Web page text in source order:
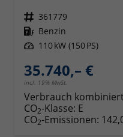
Fahrzeugnr. 361779
Kraftstoff Benzin
Leistung 110 kW (150 PS)
35.740,– €
incl. 19% MwSt.
Verbrauch
CO2-Klasse: E
CO2-Emissionen: